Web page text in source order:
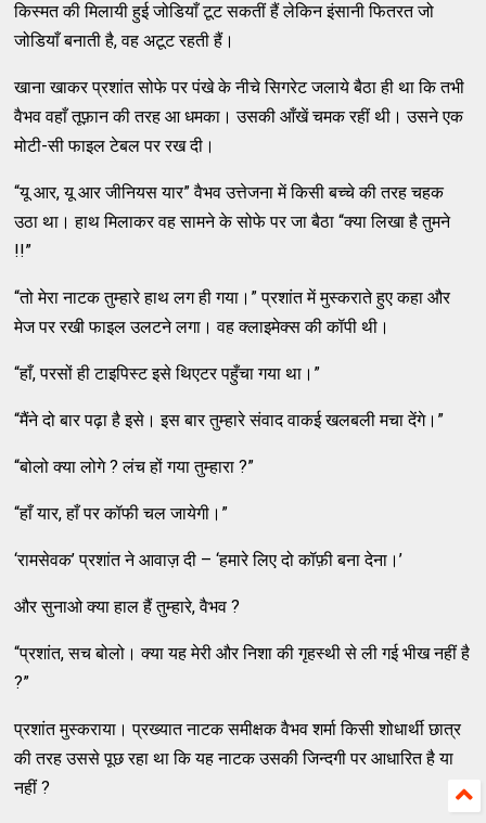
किस्मत की मिलायी हुई जोडियाँ टूट सकतीं हैं लेकिन इंसानी फितरत जो
जोडियाँ बनाती है, वह अटूट रहती हैं।
खाना खाकर प्रशांत सोफे पर पंखे के नीचे सिगरेट जलाये बैठा ही था कि तभी
वैभव वहाँ तूफ़ान की तरह आ धमका। उसकी आँखें चमक रहीं थी। उसने एक
मोटी-सी फाइल टेबल पर रख दी।
“यू आर, यू आर जीनियस यार” वैभव उत्तेजना में किसी बच्चे की तरह चहक
उठा था। हाथ मिलाकर वह सामने के सोफे पर जा बैठा “क्या लिखा है तुमने
!!”
“तो मेरा नाटक तुम्हारे हाथ लग ही गया।” प्रशांत में मुस्कराते हुए कहा और
मेज पर रखी फाइल उलटने लगा। वह क्लाइमेक्स की कॉपी थी।
“हाँ, परसों ही टाइपिस्ट इसे थिएटर पहुँचा गया था।”
“मैंने दो बार पढ़ा है इसे। इस बार तुम्हारे संवाद वाकई खलबली मचा देंगे।”
“बोलो क्या लोगे ? लंच हों गया तुम्हारा ?”
“हाँ यार, हाँ पर कॉफी चल जायेगी।”
‘रामसेवक’ प्रशांत ने आवाज़ दी – ‘हमारे लिए दो कॉफ़ी बना देना।’
और सुनाओ क्या हाल हैं तुम्हारे, वैभव ?
“प्रशांत, सच बोलो। क्या यह मेरी और निशा की गृहस्थी से ली गई भीख नहीं है
?”
प्रशांत मुस्कराया। प्रख्यात नाटक समीक्षक वैभव शर्मा किसी शोधार्थी छात्र
की तरह उससे पूछ रहा था कि यह नाटक उसकी जिन्दगी पर आधारित है या
नहीं ?